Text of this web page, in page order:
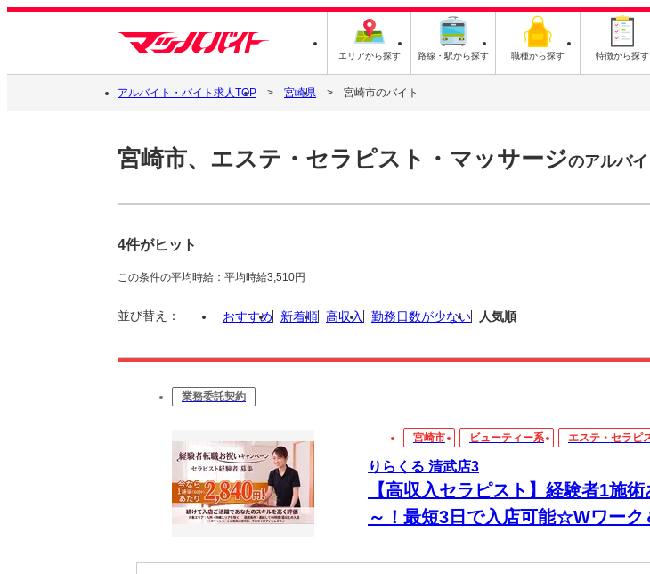
エリアから探す 路線・駅から探す 職種から探す 特徴から探す
アルバイト・バイト求人TOP 宮崎県 宮崎市のバイト
宮崎市、エステ・セラピスト・マッサージのアルバ
4件がヒット
この条件の平均時給：平均時給3,510円
並び替え： おすすめ 新着順 高収入 勤務日数が少ない 人気順
業務委託契約
宮崎市 ビューティー系 エステ・セラピ
りらくる 清武店3
【高収入セラピスト】経験者1施
～！最短3日で入店可能☆Wワーク